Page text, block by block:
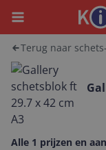
Menu
Terug naar
Alle 1 prijzen en